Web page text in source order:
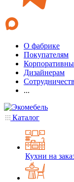
О фабрике
Покупателям
Дизайнерам
...
Каталог
Кухни на